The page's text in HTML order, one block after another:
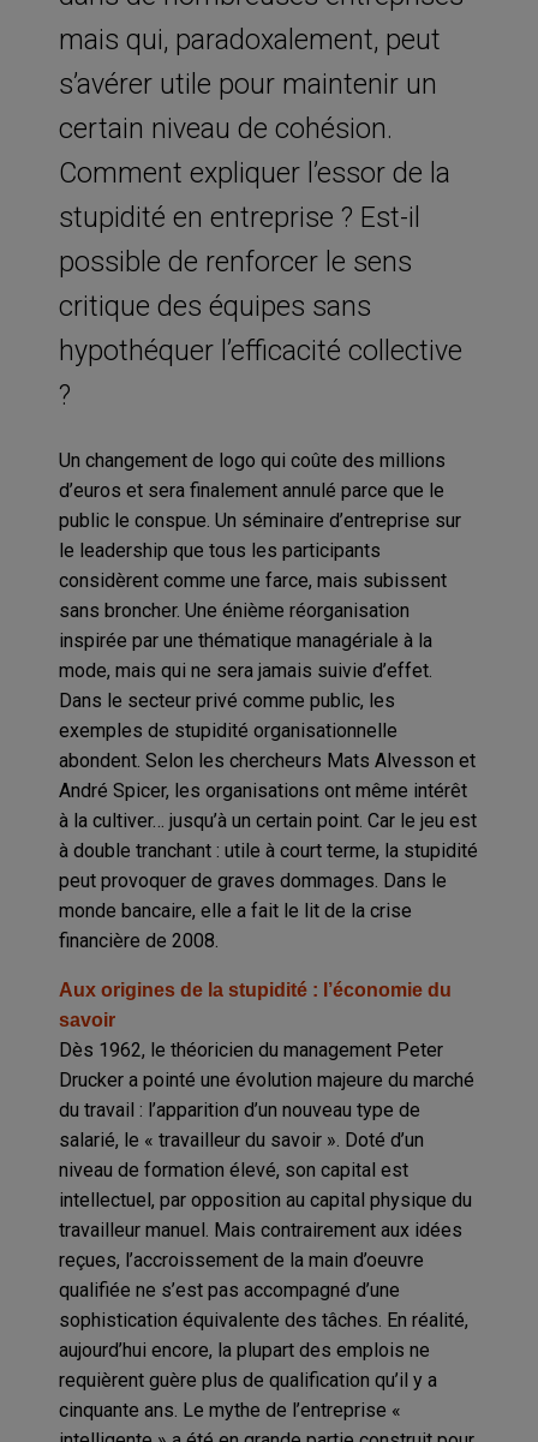
mais qui, paradoxalement, peut
s’avérer utile pour maintenir un
certain niveau de cohésion.
Comment expliquer l’essor de la
stupidité en entreprise ? Est-il
possible de renforcer le sens
critique des équipes sans
hypothéquer l’efficacité collective
?
Un changement de logo qui coûte des millions
d’euros et sera finalement annulé parce que le
public le conspue. Un séminaire d’entreprise sur
le leadership que tous les participants
considèrent comme une farce, mais subissent
sans broncher. Une énième réorganisation
inspirée par une thématique managériale à la
mode, mais qui ne sera jamais suivie d’effet.
Dans le secteur privé comme public, les
exemples de stupidité organisationnelle
abondent. Selon les chercheurs Mats Alvesson et
André Spicer, les organisations ont même intérêt
à la cultiver… jusqu’à un certain point. Car le jeu est
à double tranchant : utile à court terme, la stupidité
peut provoquer de graves dommages. Dans le
monde bancaire, elle a fait le lit de la crise
financière de 2008.
Aux origines de la stupidité : l’économie du
savoir
Dès 1962, le théoricien du management Peter
Drucker a pointé une évolution majeure du marché
du travail : l’apparition d’un nouveau type de
salarié, le « travailleur du savoir ». Doté d’un
niveau de formation élevé, son capital est
intellectuel, par opposition au capital physique du
travailleur manuel. Mais contrairement aux idées
reçues, l’accroissement de la main d’oeuvre
qualifiée ne s’est pas accompagné d’une
sophistication équivalente des tâches. En réalité,
aujourd’hui encore, la plupart des emplois ne
requièrent guère plus de qualification qu’il y a
cinquante ans. Le mythe de l’entreprise «